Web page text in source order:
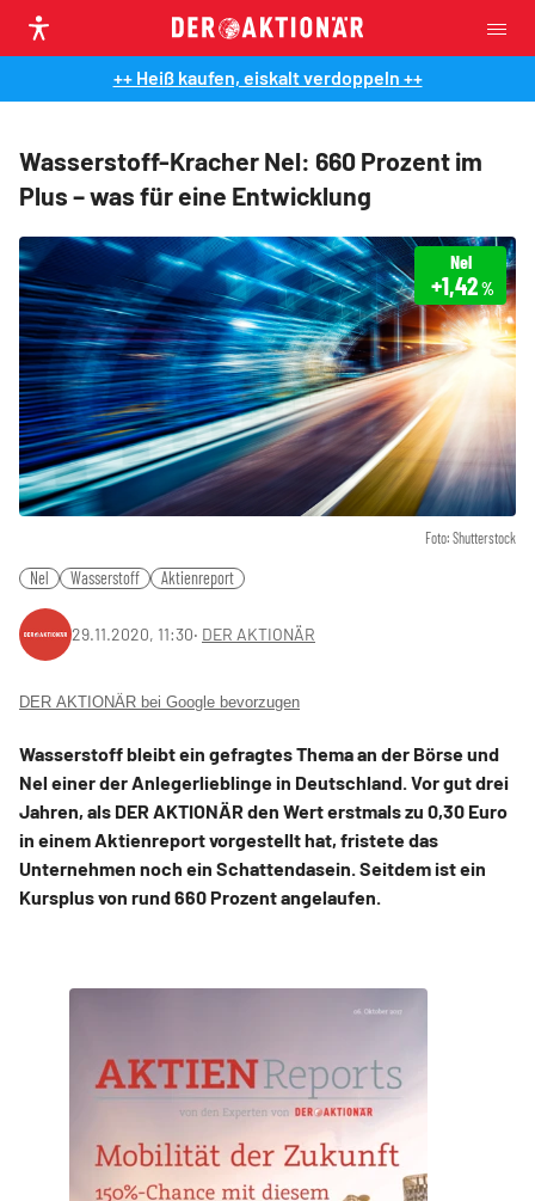
++ Heiß kaufen, eiskalt verdoppeln ++
Wasserstoff-Kracher Nel: 660 Prozent im
Plus – was für eine Entwicklung
Foto: Shutterstock
Nel
+1,42%
Nel Wasserstoff Aktienreport
29.11.2020, 11:30‧ DER AKTIONÄR
DER AKTIONÄR bei Google bevorzugen
Wasserstoff bleibt ein gefragtes Thema an der Börse und
Nel einer der Anlegerlieblinge in Deutschland. Vor gut drei
Jahren, als DER AKTIONÄR den Wert erstmals zu 0,30 Euro
in einem Aktienreport vorgestellt hat, fristete das
Unternehmen noch ein Schattendasein. Seitdem ist ein
Kursplus von rund 660 Prozent angelaufen.